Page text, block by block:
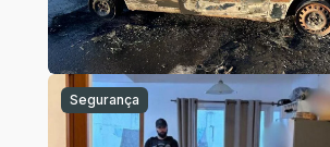
Segurança